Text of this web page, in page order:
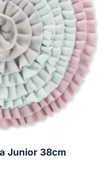
Junior 38cm